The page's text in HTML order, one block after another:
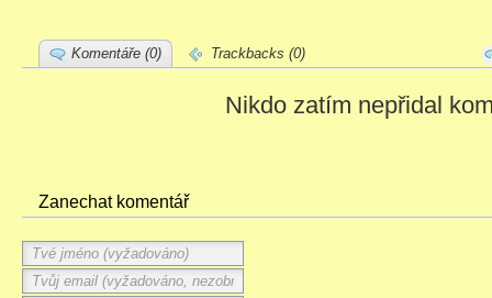
Komentáře (0) Trackbacks (0)
Nikdo zatím nepřidal
Zanechat komentář